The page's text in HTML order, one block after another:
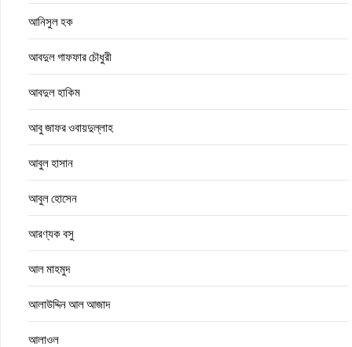
আনিসুল হক
আবদুল গাফফার চৌধুরী
আবদুল হাকিম
আবু জাফর ওবায়দুল্লাহ
আবুল হাসান
আবুল হোসেন
আরণ্যক বসু
আল মাহমুদ
আলাউদ্দিন আল আজাদ
আলাওল